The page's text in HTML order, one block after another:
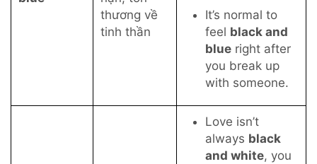
thương về
tinh thần
It’s normal to
feel black and
blue right after
you break up
with someone.
Love isn’t
always black
and white, you